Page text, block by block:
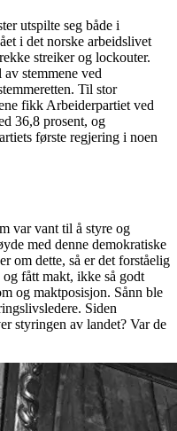
utspilte seg både i
i det norske arbeidslivet
streiker og lockouter.
stemmene ved
Til stor
fikk Arbeiderpartiet ved
36,8 prosent, og
første regjering i noen
var vant til å styre og
med denne demokratiske
om dette, så er det forståelig
fått makt, ikke så godt
og maktposisjon. Sånn ble
Siden
styringen av landet? Var de